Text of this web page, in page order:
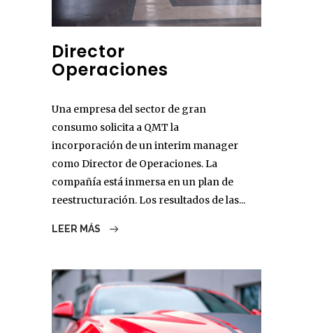
Director
Operaciones
Una empresa del sector de gran
consumo solicita a QMT la
incorporación de un interim manager
como Director de Operaciones. La
compañía está inmersa en un plan de
reestructuración. Los resultados de las...
LEER MÁS